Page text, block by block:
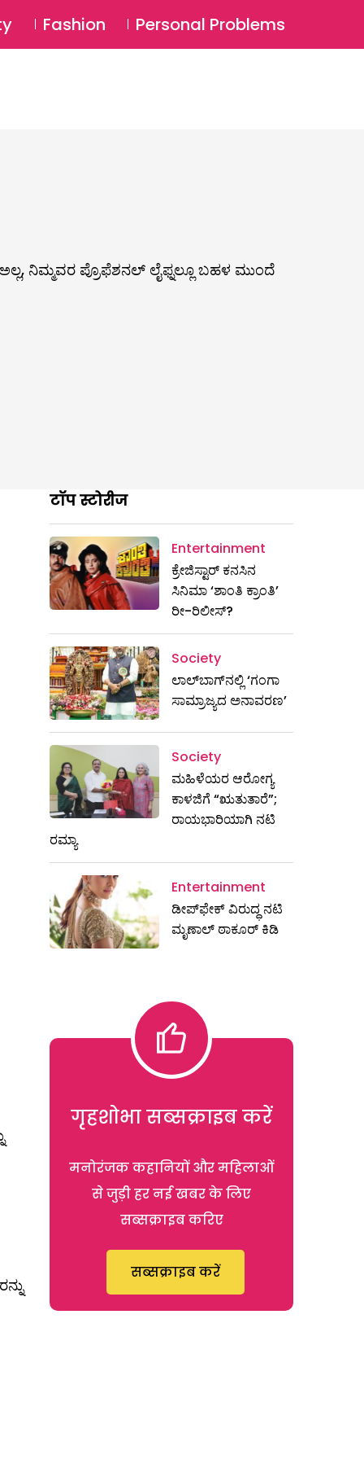
Login ⚲
Fashion Personal Problems
ನಿಮ್ಮವರ ಪ್ರೊಫೆಶನಲ್ ಲೈಫ್ನಲ್ಲೂ ಬಹಳ ಮುಂದೆ
टॉप स्टोरीज
Entertainment
ಕ್ರೇಜಿಸ್ಟಾರ್ ಕನಸಿನ
ಸಿನಿಮಾ ‘ಶಾಂತಿ ಕ್ರಾಂತಿ’
ರೀ-ರಿಲೀಸ್?
Society
ಲಾಲ್‌ಬಾಗ್‌ನಲ್ಲಿ ‘ಗಂಗಾ
ಸಾಮ್ರಾಜ್ಯದ ಅನಾವರಣ’
Society
ಮಹಿಳೆಯರ ಆರೋಗ್ಯ
ಕಾಳಜಿಗೆ “ಋತುತಾರೆ”;
ರಾಯಭಾರಿಯಾಗಿ ನಟಿ
ರಮ್ಯಾ
Entertainment
ಡೀಪ್‌ಫೇಕ್ ವಿರುದ್ಧ ನಟಿ
ಮೃಣಾಲ್ ಠಾಕೂರ್ ಕಿಡಿ
गृहशोभा सब्सक्राइब करें
मनोरंजक कहानियों और महिलाओं
से जुड़ी हर नई खबर के लिए
सब्सक्राइब करिए
सब्सक्राइब करें